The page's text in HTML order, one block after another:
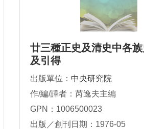
廿三種正史及清史中各
及引得
出版單位： 中央研究院
作/編/譯者：芮逸夫主編
GPN：1006500023
出版／創刊日期：1976-05